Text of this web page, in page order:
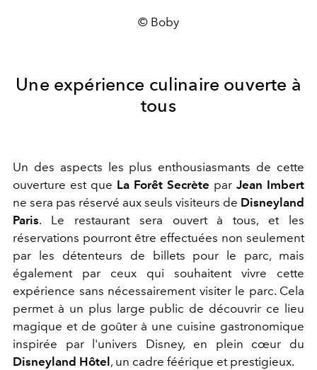
© Boby
Une expérience culinaire ouverte à
tous
Un des aspects les plus enthousiasmants de cette
ouverture est que La Forêt Secrète par Jean Imbert
ne sera pas réservé aux seuls visiteurs de Disneyland
Paris. Le restaurant sera ouvert à tous, et les
réservations pourront être effectuées non seulement
par les détenteurs de billets pour le parc, mais
également par ceux qui souhaitent vivre cette
expérience sans nécessairement visiter le parc. Cela
permet à un plus large public de découvrir ce lieu
magique et de goûter à une cuisine gastronomique
inspirée par l'univers Disney, en plein cœur du
Disneyland Hôtel , un cadre féérique et prestigieux.